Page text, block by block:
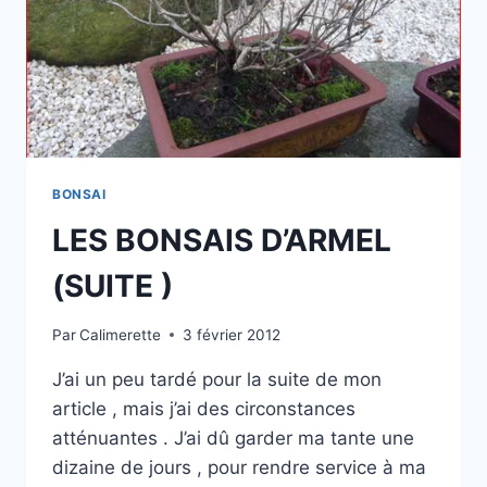
BONSAI
LES BONSAIS D’ARMEL
(SUITE )
ParCalimerette 3 février 2012
J’ai un peu tardé pour la suite de mon
article , mais j’ai des circonstances
atténuantes . J’ai dû garder ma tante une
dizaine de jours , pour rendre service à ma